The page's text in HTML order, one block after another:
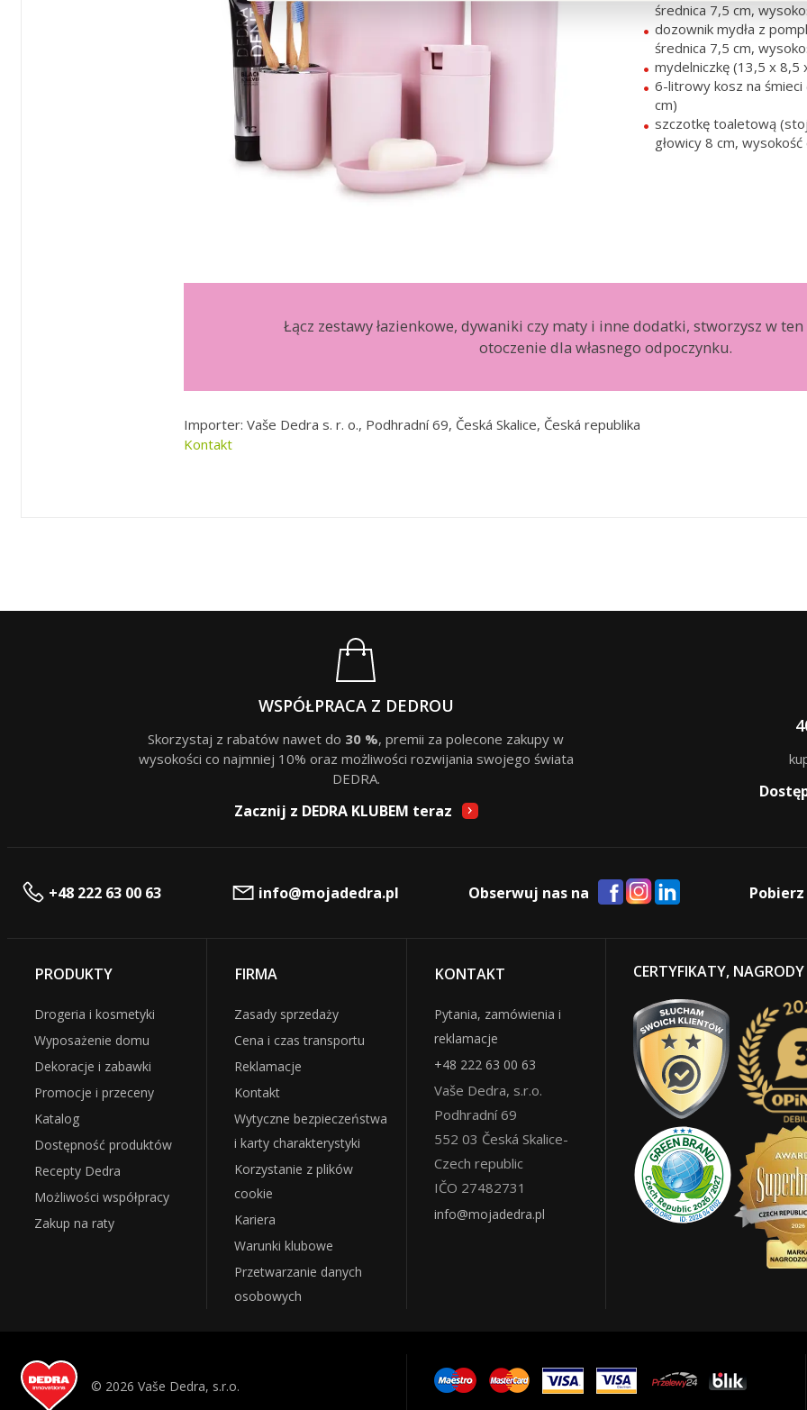
średnica 7,5 cm,
dozownik mydła z
średnica 7,5 cm,
mydelniczkę (13,5 x 8,5
6-litrowy kosz na
cm)
szczotkę toaletową
głowicy 8 cm,
Łącz zestawy łazienkowe, dywaniki czy maty i inne dodatki, stworzysz w
otoczenie dla własnego odpoczynku.
Importer: Vaše Dedra s. r. o., Podhradní 69, Česká Skalice, Česká republika
Kontakt
WSPÓŁPRACA Z DEDROU
Skorzystaj z rabatów nawet do 30 %, premii za polecone zakupy w
wysokości co najmniej 10% oraz możliwości rozwijania swojego świata
DEDRA.
Zacznij z DEDRA KLUBEM teraz
+48 222 63 00 63 info@mojadedra.pl Obserwuj nas na
PRODUKTY
Drogeria i kosmetyki
Wyposażenie domu
Dekoracje i zabawki
Promocje i przeceny
Katalog
Dostępność produktów
Recepty Dedra
Możliwości współpracy
Zakup na raty
FIRMA
Zasady sprzedaży
Cena i czas transportu
Reklamacje
Kontakt
Wytyczne bezpieczeństwa
i karty charakterystyki
Korzystanie z plików
cookie
Kariera
Warunki klubowe
Przetwarzanie danych
osobowych
KONTAKT
Pytania, zamówienia i
reklamacje
+48 222 63 00 63
Vaše Dedra, s.r.o.
Podhradní 69
552 03 Česká Skalice-
Czech republic
IČO 27482731
info@mojadedra.pl
CERTYFIKATY,
© 2026 Vaše Dedra, s.r.o.